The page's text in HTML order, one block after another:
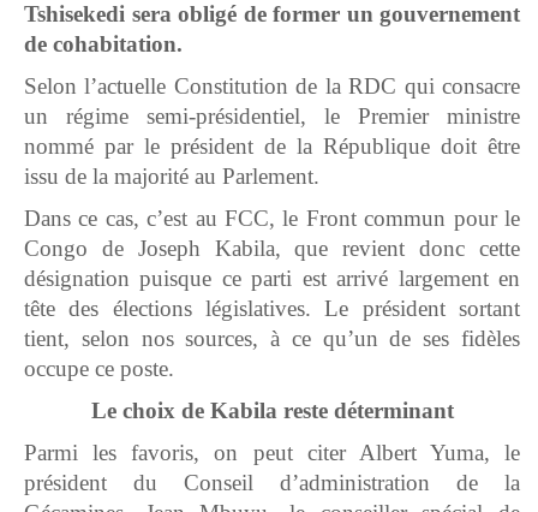
Tshisekedi sera obligé de former un gouvernement
de cohabitation.
Selon l’actuelle Constitution de la RDC qui consacre
un régime semi-présidentiel, le Premier ministre
nommé par le président de la République doit être
issu de la majorité au Parlement.
Dans ce cas, c’est au FCC, le Front commun pour le
Congo de Joseph Kabila, que revient donc cette
désignation puisque ce parti est arrivé largement en
tête des élections législatives. Le président sortant
tient, selon nos sources, à ce qu’un de ses fidèles
occupe ce poste.
Le choix de Kabila reste déterminant
Parmi les favoris, on peut citer Albert Yuma, le
président du Conseil d’administration de la